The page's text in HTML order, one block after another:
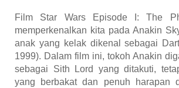
Film Star Wars Episode I: The
memperkenalkan kita pada Anakin
anak yang kelak dikenal sebagai
1999). Dalam film ini, tokoh Anakin
sebagai Sith Lord yang ditakuti,
yang berbakat dan penuh harapan